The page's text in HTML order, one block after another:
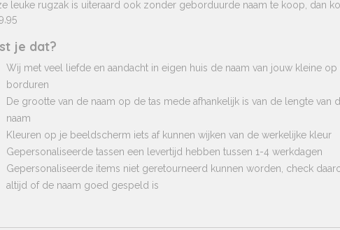
leuke rugzak is uiteraard ook zonder geborduurde naam te koop, dan
je dat?
Wij met veel liefde en aandacht in eigen huis de naam van jouw kleine op
borduren
De grootte van de naam op de tas mede afhankelijk is van de lengte van
naam
Kleuren op je beeldscherm iets af kunnen wijken van de werkelijke kleur
Gepersonaliseerde tassen een levertijd hebben tussen 1-4 werkdagen
Gepersonaliseerde items niet geretourneerd kunnen worden, check
altijd of de naam goed gespeld is